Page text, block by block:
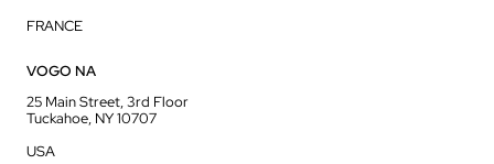
FRANCE
VOGO NA
25 Main Street, 3rd Floor
Tuckahoe, NY 10707
USA